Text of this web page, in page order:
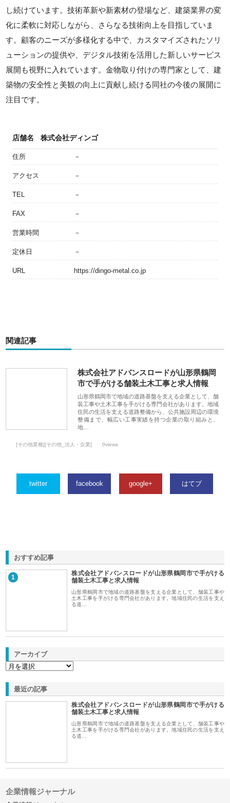
し続けています。技術革新や新素材の登場など、建築業界の変
化に柔軟に対応しながら、さらなる技術向上を目指していま
す。顧客のニーズが多様化する中で、カスタマイズされたソリ
ューションの提供や、デジタル技術を活用した新しいサービス
展開も視野に入れています。金物取り付けの専門家として、建
築物の安全性と美観の向上に貢献し続ける同社の今後の展開に
注目です。
店舗名 株式会社ディンゴ
住所 －
アクセス －
TEL －
FAX －
営業時間 －
定休日 －
URL https://dingo-metal.co.jp
関連記事
株式会社アドバンスロードが山形県鶴岡
市で手がける舗装土木工事と求人情報
山形県鶴岡市で地域の道路基盤を支える企業として、舗
装工事や土木工事を手がける専門会社があります。地域
住民の生活を支える道路整備から、公共施設周辺の環境
整備まで、幅広い工事実績を持つ企業の取り組みと、
地…
[その他業種][その他_法人・企業] 0views
twitter facebook google+ はてブ
おすすめ記事
1
株式会社アドバンスロードが山形県鶴岡市で手がける
舗装土木工事と求人情報
山形県鶴岡市で地域の道路基盤を支える企業として、舗装工事や
土木工事を手がける専門会社があります。地域住民の生活を支え
る道…
アーカイブ
最近の記事
株式会社アドバンスロードが山形県鶴岡市で手がける
舗装土木工事と求人情報
山形県鶴岡市で地域の道路基盤を支える企業として、舗装工事や
土木工事を手がける専門会社があります。地域住民の生活を支え
る道…
企業情報ジャーナル